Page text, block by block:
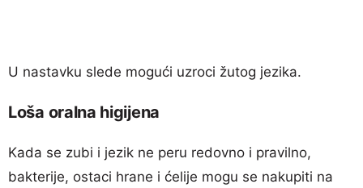
U nastavku slede mogući uzroci žutog jezika.
Loša oralna higijena
Kada se zubi i jezik ne peru redovno i pravilno,
bakterije, ostaci hrane i ćelije mogu se nakupiti na